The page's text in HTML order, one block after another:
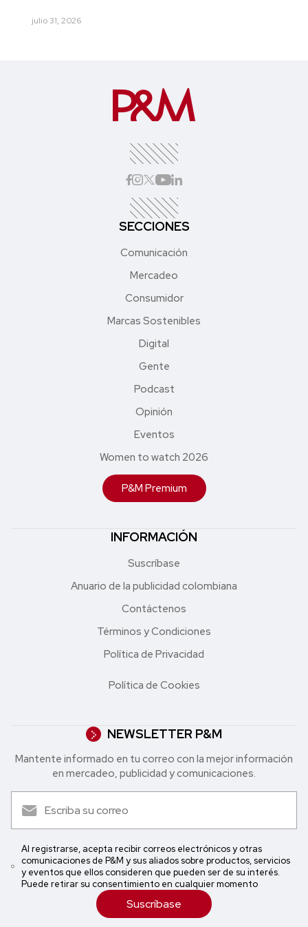
julio 31, 2026
SECCIONES
Comunicación
Mercadeo
Consumidor
Marcas Sostenibles
Digital
Gente
Podcast
Opinión
Eventos
Women to watch 2026
P&M Premium
INFORMACIÓN
Suscríbase
Anuario de la publicidad colombiana
Contáctenos
Términos y Condiciones
Política de Privacidad
Política de Cookies
NEWSLETTER P&M
Mantente informado en tu correo con la mejor in formación
en mercadeo, publicidad y comunicaciones.
Al registrarse, acepta recibir correos electrónicos y otras
comunicaciones de P&M y sus aliados sobre productos, servicios
y eventos que ellos consideren que pueden ser de su interés.
Puede retirar su consentimiento en cualquier momento
Suscríbase